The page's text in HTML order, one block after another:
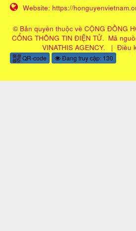
Website: https://
© Bản quyền thuộc về CỘNG ĐỒNG
CỔNG THÔNG TIN ĐIỆN TỬ. Mã
VINATHIS AGENCY. | Điều
QR-code Đang truy cập: 130